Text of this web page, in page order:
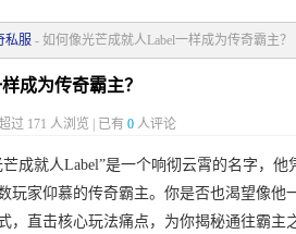
私服 - 如何像光芒成就人Label一样成为传奇霸主？
成为传奇霸主？
过 171 人浏览 | 已有 0 人评论
成就人Label”是一个响彻云霄的名字，
玩家仰慕的传奇霸主。你是否也渴望像他
，直击核心玩法痛点，为你揭秘通往霸主